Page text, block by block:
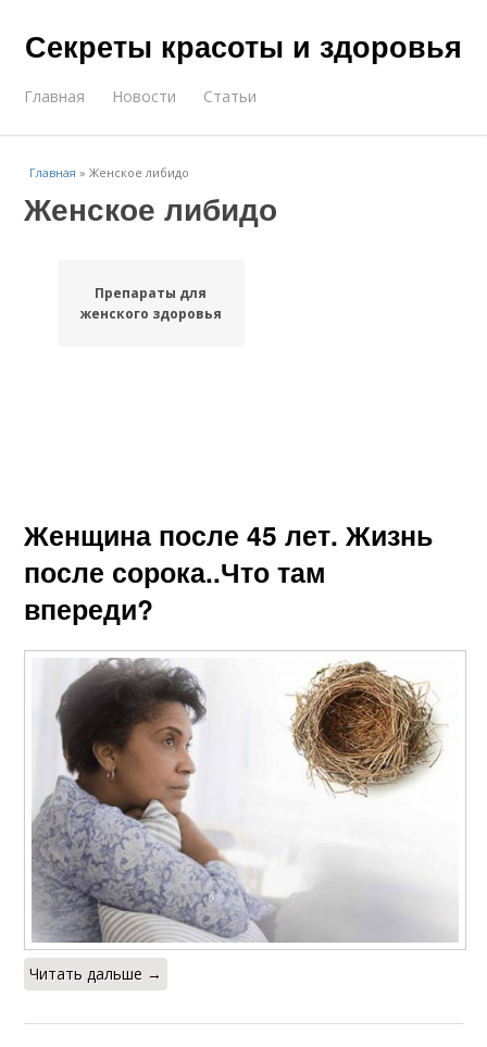
Секреты красоты и здоровья
Главная Новости Статьи
Главная »Женское либидо
Женское либидо
Препараты для
женского здоровья
Женщина после 45 лет. Жизнь
после сорока..Что там
впереди?
Читать дальше →